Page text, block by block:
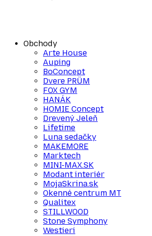
Obchody
Arte House
Auping
BoConcept
Dvere PRÜM
FOX GYM
HANÁK
HOMIE Concept
Drevený Jeleň
Lifetime
Luna sedačky
MAKEMORE
Marktech
MINI-MAX.SK
Modant interiér
MojaSkrina.sk
Okenné centrum MT
Qualitex
STILLWOOD
Stone Symphony
Westieri